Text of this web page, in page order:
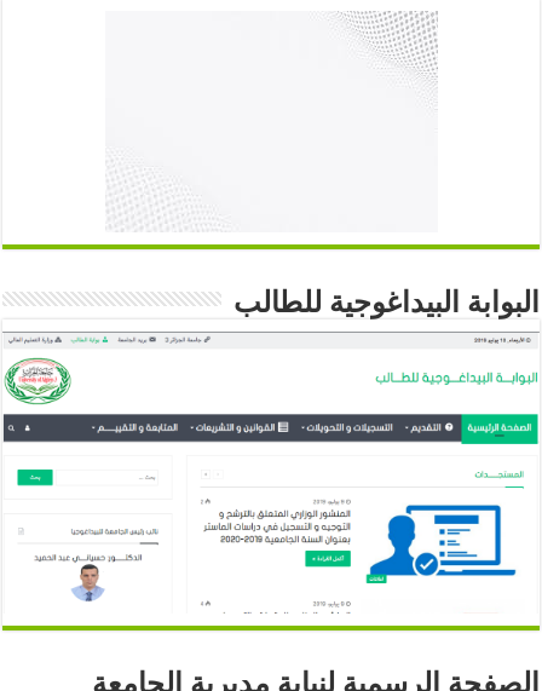
البوابة البيداغوجية للطالب
الصفحة الرسمية لنيابة مديرية الجامعة